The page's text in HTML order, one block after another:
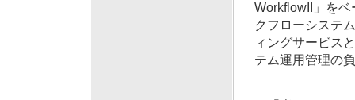
WorkflowII」を
クフローシステ
ィングサービス
テム運用管理の